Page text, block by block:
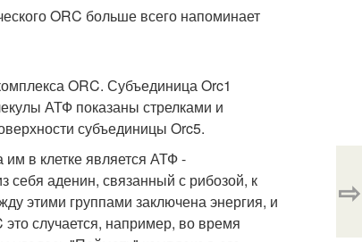
ORC больше всего напоминает
ORC. Субъединица Orc1
АТФ показаны стрелками и
субъединицы Orc5.
в клетке является АТФ -
аденин, связанный с рибозой, к
этими группами заключена энергия, и
случается, например, во время
⇨